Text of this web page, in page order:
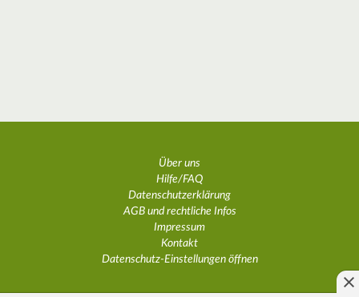
Über uns
Hilfe/FAQ
Datenschutzerklärung
AGB und rechtliche Infos
Impressum
Kontakt
Datenschutz-Einstellungen öffnen